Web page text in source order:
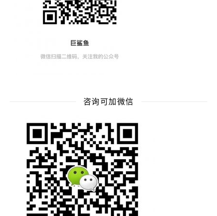
咨询可加微信